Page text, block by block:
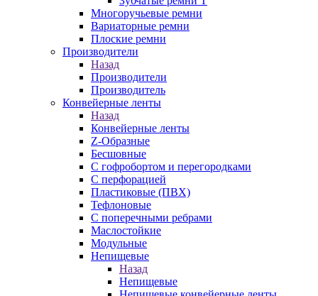
Многоручьевые ремни
Вариаторные ремни
Плоские ремни
Производители
Назад
Производители
Производитель
Конвейерные ленты
Назад
Конвейерные ленты
Z-Образные
Бесшовные
С гофробортом и перегородками
С перфорацией
Пластиковые (ПВХ)
Тефлоновые
С поперечными ребрами
Маслостойкие
Модульные
Непищевые
Назад
Непищевые